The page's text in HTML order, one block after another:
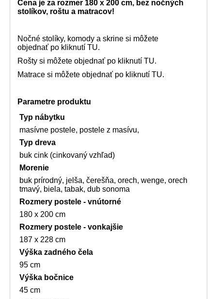
Cena je za rozmer 180 x 200 cm, bez nočných
stolíkov, roštu a matracov!
Nočné stolíky, komody a skrine si môžete
objednať po kliknutí TU.
Rošty si môžete objednať po kliknutí TU.
Matrace si môžete objednať po kliknutí TU.
Parametre produktu
Typ nábytku
masívne postele, postele z masívu,
Typ dreva
buk cink (cinkovaný vzhľad)
Morenie
buk prírodný, jelša, čerešňa, orech, wenge, orech
tmavý, biela, tabak, dub sonoma
Rozmery postele - vnútorné
180 x 200 cm
Rozmery postele - vonkajšie
187 x 228 cm
Výška zadného čela
95 cm
Výška bočnice
45 cm